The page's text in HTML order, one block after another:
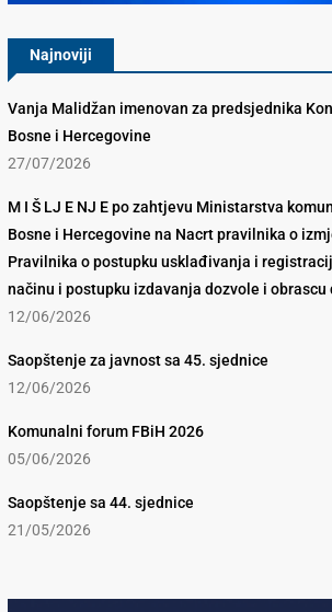
Najnoviji
Vanja Malidžan imenovan za predsjednika
Bosne i Hercegovine
27/07/2026
M I Š LJ E NJ E po zahtjevu Ministarstva
Bosne i Hercegovine na Nacrt pravilnika o
Pravilnika o postupku usklađivanja i
načinu i postupku izdavanja dozvole i obrascu
12/06/2026
Saopštenje za javnost sa 45. sjednice
12/06/2026
Komunalni forum FBiH 2026
05/06/2026
Saopštenje sa 44. sjednice
21/05/2026